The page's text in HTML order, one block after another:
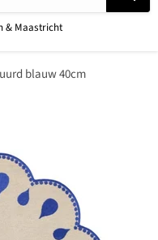
& Maastricht
blauw 40cm